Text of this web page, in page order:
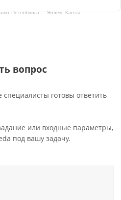
— Яндекс Карты
вопрос
готовы ответить
или входные параметры,
под вашу задачу.